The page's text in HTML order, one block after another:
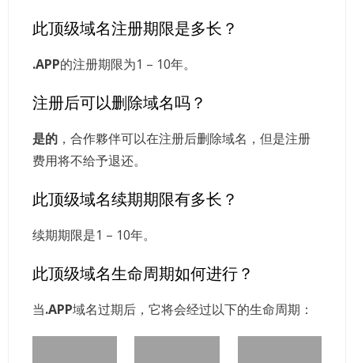
此顶级域名注册期限是多长？
.APP的注册期限为1 – 10年。
注册后可以删除域名吗？
是的 ，合作夥伴可以在注册后删除域名，但是注册
费用将不给予退还。
此顶级域名续期期限有多长？
续期期限是1 – 10年。
此顶级域名生命周期如何进行？
当.APP域名过期后，它将会经过以下的生命周期：